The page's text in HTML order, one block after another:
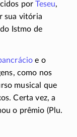
porTeseu,
sua vitória
Istmo de
e o
como nos
musical que
Certa vez, a
o prêmio (Plu.